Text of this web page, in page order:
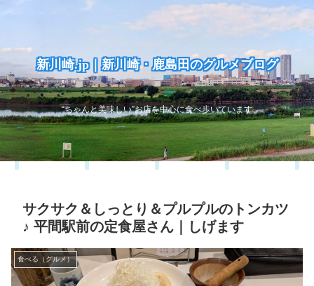
新川崎.jp｜新川崎・鹿島田のグルメブログ
“ちゃんと美味しい”お店を中心に食べ歩いています
サクサク＆しっとり＆プルプルのトンカツ
♪ 平間駅前の定食屋さん｜しげます
食べる（グルメ）